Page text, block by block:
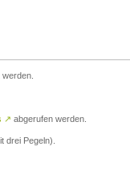
↗ abgerufen werden.
drei Pegeln).